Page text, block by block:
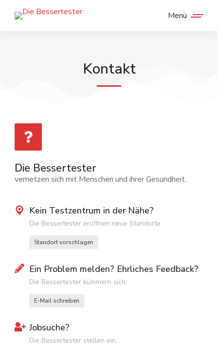
Menü
Kontakt
Die Bessertester
vernetzen sich mit Menschen und ihrer Gesundheit.
Kein Testzentrum in der Nähe?
Die Bessertester eröffnen neue Standorte.
Standort vorschlagen
Ein Problem melden? Ehrliches Feedback?
Die Bessertester kümmern sich.
E-Mail schreiben
Jobsuche?
Die Bessertester stellen ein.